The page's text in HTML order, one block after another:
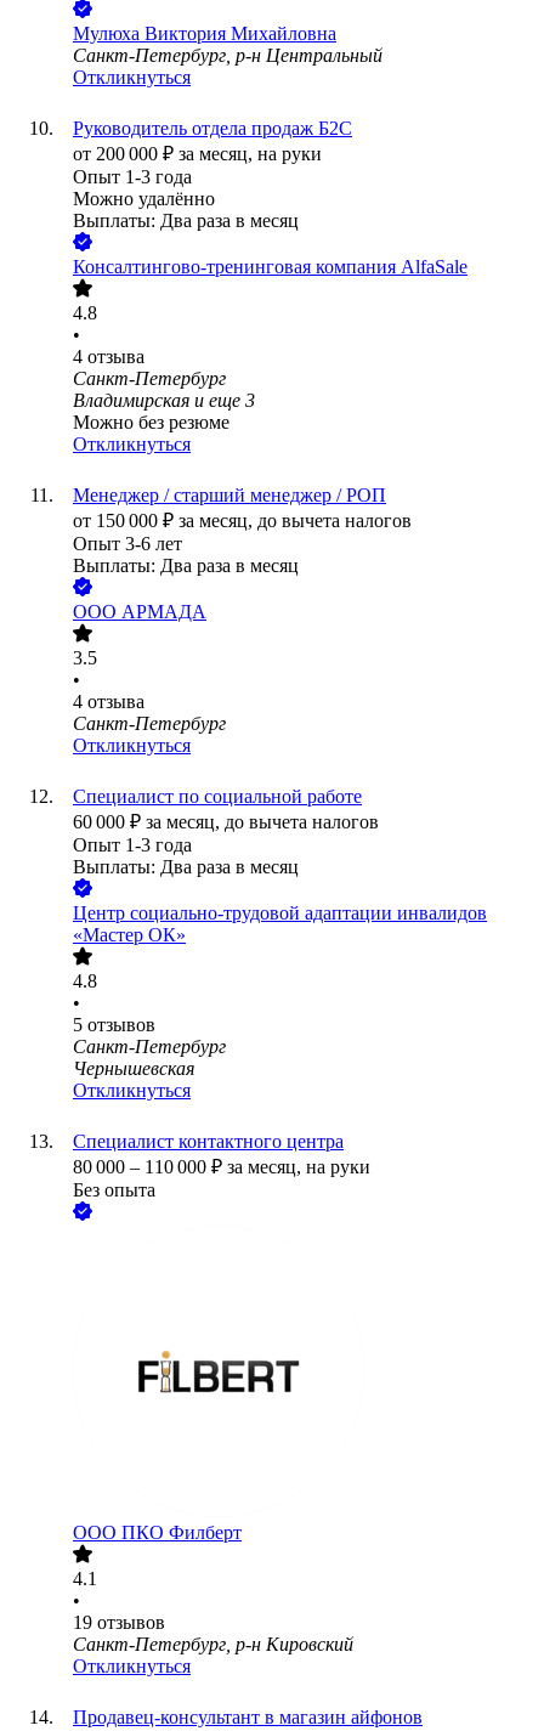
Мулюха Виктория Михайловна
Санкт-Петербург, р-н Центральный
Откликнуться
Руководитель отдела продаж Б2С
от 200 000 ₽ за месяц, на руки
Опыт 1-3 года
Можно удалённо
Выплаты: Два раза в месяц
Консалтингово-тренинговая компания AlfaSale
4.8
•
4 отзыва
Санкт-Петербург
Владимирская и еще 3
Можно без резюме
Откликнуться
Менеджер / старший менеджер / РОП
от 150 000 ₽ за месяц, до вычета налогов
Опыт 3-6 лет
Выплаты: Два раза в месяц
ООО АРМАДА
3.5
•
4 отзыва
Санкт-Петербург
Откликнуться
Специалист по социальной работе
60 000 ₽ за месяц, до вычета налогов
Опыт 1-3 года
Выплаты: Два раза в месяц
Центр социально-трудовой адаптации инвалидов
«Мастер ОК»
4.8
•
5 отзывов
Санкт-Петербург
Чернышевская
Откликнуться
Специалист контактного центра
80 000 – 110 000 ₽ за месяц, на руки
Без опыта
ООО ПКО Филберт
4.1
•
19 отзывов
Санкт-Петербург, р-н Кировский
Откликнуться
Продавец-консультант в магазин айфонов